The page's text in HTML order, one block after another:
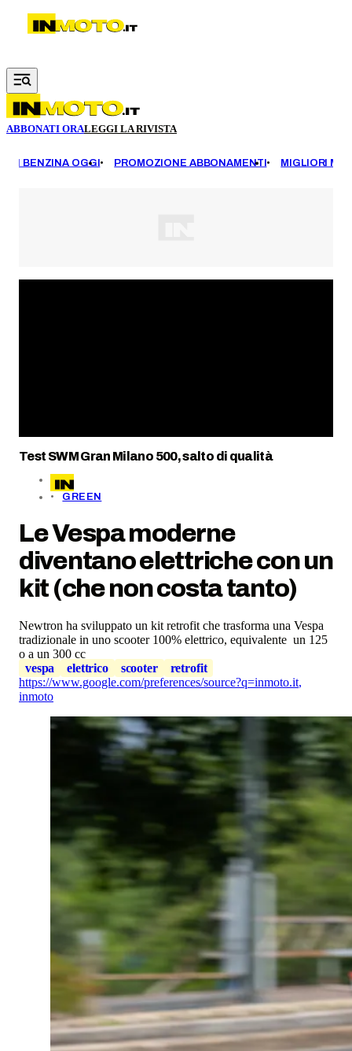
Vai al contenuto principale
ABBONATI ORALEGGI LA RIVISTA
BENZINA OGGI PROMOZIONE ABBONAMENTI MIGLIORI
Test SWM Gran Milano 500, salto di qualità
GREEN
Le Vespa moderne
diventano elettriche con un
kit (che non costa tanto)
Newtron ha sviluppato un kit retrofit che trasforma una Vespa
tradizionale in uno scooter 100% elettrico, equivalente un 125
o a un 300 cc
vespa
elettrico scooter
retrofit
https://www.google.com/preferences/source?q=inmoto.it,
inmoto